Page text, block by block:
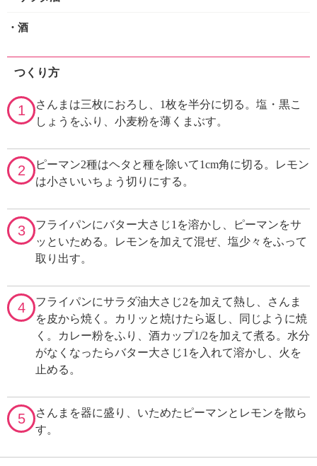
・酒
つくり方
1
さんまは三枚におろし、1枚を半分に切る。塩・黒こ
しょうをふり、小麦粉を薄くまぶす。
2
ピーマン2種はヘタと種を除いて1cm角に切る。レモン
は小さいいちょう切りにする。
3
フライパンにバター大さじ1を溶かし、ピーマンをサ
ッといためる。レモンを加えて混ぜ、塩少々をふって
取り出す。
4
フライパンにサラダ油大さじ2を加えて熱し、さんま
を皮から焼く。カリッと焼けたら返し、同じように焼
く。カレー粉をふり、酒カップ1/2を加えて煮る。水分
がなくなったらバター大さじ1を入れて溶かし、火を
止める。
5
さんまを器に盛り、いためたピーマンとレモンを散ら
す。